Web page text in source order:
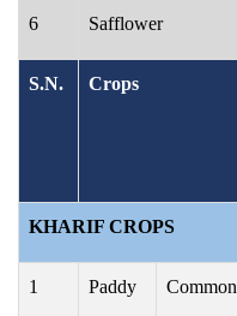
6 Safflower
S.N. Crops
KHARIF CROPS
1 Paddy Common